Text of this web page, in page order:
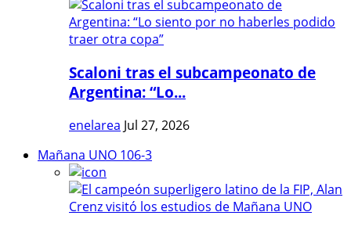
Scaloni tras el subcampeonato de
Argentina: “Lo...
enelarea Jul 27, 2026
Mañana UNO 106-3